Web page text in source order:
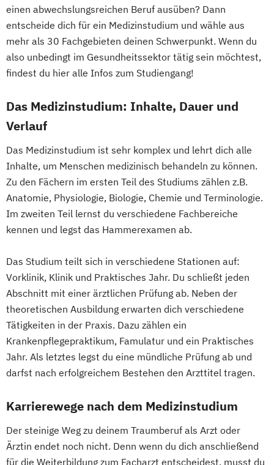
einen abwechslungsreichen Beruf ausüben? Dann
entscheide dich für ein Medizinstudium und wähle aus
mehr als 30 Fachgebieten deinen Schwerpunkt. Wenn du
also unbedingt im Gesundheitssektor tätig sein möchtest,
findest du hier alle Infos zum Studiengang!
Das Medizinstudium: Inhalte, Dauer und
Verlauf
Das Medizinstudium ist sehr komplex und lehrt dich alle
Inhalte, um Menschen medizinisch behandeln zu können.
Zu den Fächern im ersten Teil des Studiums zählen z.B.
Anatomie, Physiologie, Biologie, Chemie und Terminologie.
Im zweiten Teil lernst du verschiedene Fachbereiche
kennen und legst das Hammerexamen ab.
Das Studium teilt sich in verschiedene Stationen auf:
Vorklinik, Klinik und Praktisches Jahr. Du schließt jeden
Abschnitt mit einer ärztlichen Prüfung ab. Neben der
theoretischen Ausbildung erwarten dich verschiedene
Tätigkeiten in der Praxis. Dazu zählen ein
Krankenpflegepraktikum, Famulatur und ein Praktisches
Jahr. Als letztes legst du eine mündliche Prüfung ab und
darfst nach erfolgreichem Bestehen den Arzttitel tragen.
Karrierewege nach dem Medizinstudium
Der steinige Weg zu deinem Traumberuf als Arzt oder
Ärztin endet noch nicht. Denn wenn du dich anschließend
für die Weiterbildung zum Facharzt entscheidest, musst du